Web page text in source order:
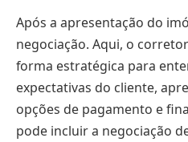
Após a apresentação do
negociação. Aqui, o
forma estratégica para
expectativas do cliente,
opções de pagamento e
pode incluir a negociação